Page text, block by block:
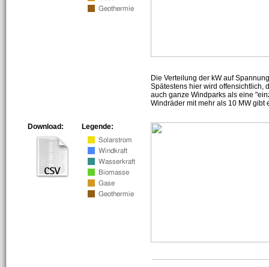
Die Verteilung der kW auf
Spätestens hier wird offensichtlich,
auch ganze Windparks als eine
Windräder mit mehr als 10 MW gibt
Legende:
Download: